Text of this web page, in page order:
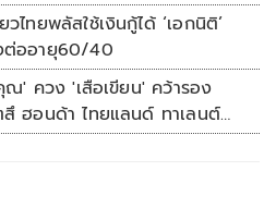
วไทยพลัสใช้เงินกู้ได้ ‘เอกนิติ’
ต่ออายุ60/40
ณ' ควง 'เสือเขียน' คว้ารอง
ฮอนด้า ไทยแลนด์ ทาเลนต์